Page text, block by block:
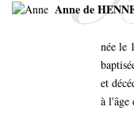
Anne de
née le
et
à l'âge